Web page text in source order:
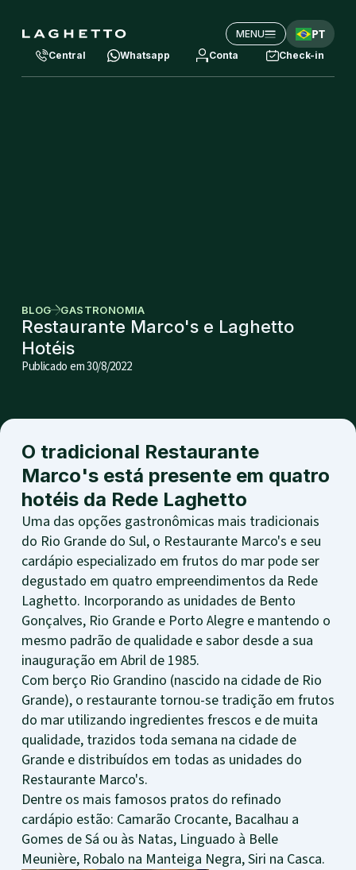
MENU PT
Central Whatsapp Conta Check-in
BLOG GASTRONOMIA
Restaurante Marco's e Laghetto
Hotéis
Publicado em30/8/2022
O tradicional Restaurante
Marco's está presente em quatro
hotéis da Rede Laghetto
Uma das opções gastronômicas mais tradicionais
do Rio Grande do Sul, o Restaurante Marco's e seu
cardápio especializado em frutos do mar pode ser
degustado em quatro empreendimentos da Rede
Laghetto. Incorporando as unidades de Bento
Gonçalves, Rio Grande e Porto Alegre e mantendo o
mesmo padrão de qualidade e sabor desde a sua
inauguração em Abril de 1985.
Com berço Rio Grandino (nascido na cidade de Rio
Grande), o restaurante tornou-se tradição em frutos
do mar utilizando ingredientes frescos e de muita
qualidade, trazidos toda semana na cidade de
Grande e distribuídos em todas as unidades do
Restaurante Marco's.
Dentre os mais famosos pratos do refinado
cardápio estão: Camarão Crocante, Bacalhau a
Gomes de Sá ou às Natas, Linguado à Belle
Meunière, Robalo na Manteiga Negra, Siri na Casca.